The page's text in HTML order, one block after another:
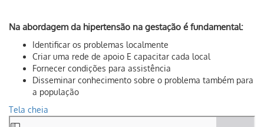
Na abordagem da hipertensão na gestação é fundamental:
Identificar os problemas localmente
Criar uma rede de apoio E capacitar cada local
Fornecer condições para assistência
Disseminar conhecimento sobre o problema também para
a população
Tela cheia
Skip